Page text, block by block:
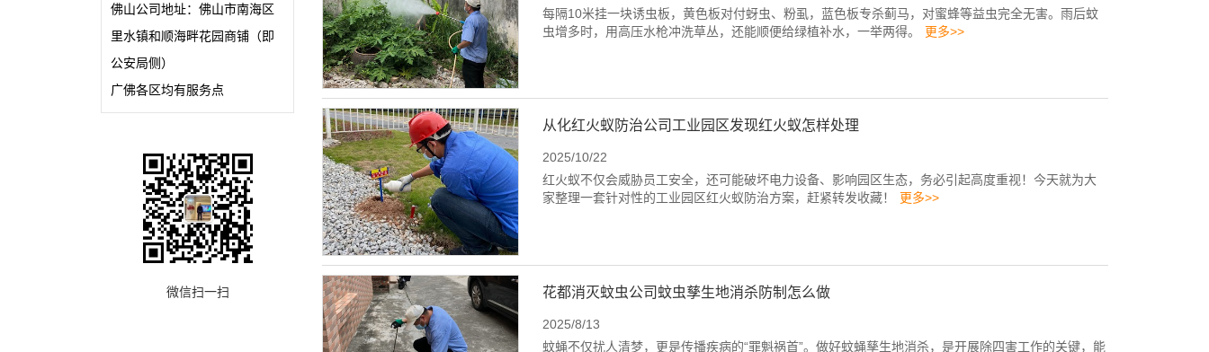
佛山公司地址：佛山市南海区
里水镇和顺海畔花园商铺（即
公安局侧）
广佛各区均有服务点
微信扫一扫
每隔10米挂一块诱虫板，黄色板对付蚜虫、粉虱，蓝色板专杀蓟马，对蜜蜂等益虫完全无害。雨后蚊
虫增多时，用高压水枪冲洗草丛，还能顺便给绿植补水，一举两得。
更多>>
从化红火蚁防治公司工业园区发现红火蚁怎样处理
2025/10/22
红火蚁不仅会威胁员工安全，还可能破坏电力设备、影响园区生态，务必引起高度重视！今天就为大
家整理一套针对性的工业园区红火蚁防治方案，赶紧转发收藏！
更多>>
花都消灭蚊虫公司蚊虫孳生地消杀防制怎么做
2025/8/13
蚊蝇不仅扰人清梦，更是传播疾病的“罪魁祸首”。做好蚊蝇孳生地消杀，是开展除四害工作的关键，能